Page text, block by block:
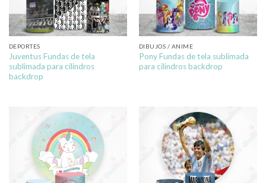
DEPORTES
Juventus Fundas de tela
sublimada para cilindros
backdrop
DIBUJOS / ANIME
Pony Fundas de tela sublimada
para cilindros backdrop